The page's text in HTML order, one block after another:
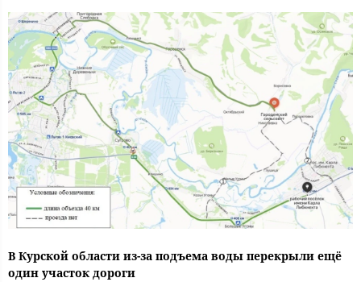
В Курской области из-за подъема воды перекрыли ещё
один участок дороги